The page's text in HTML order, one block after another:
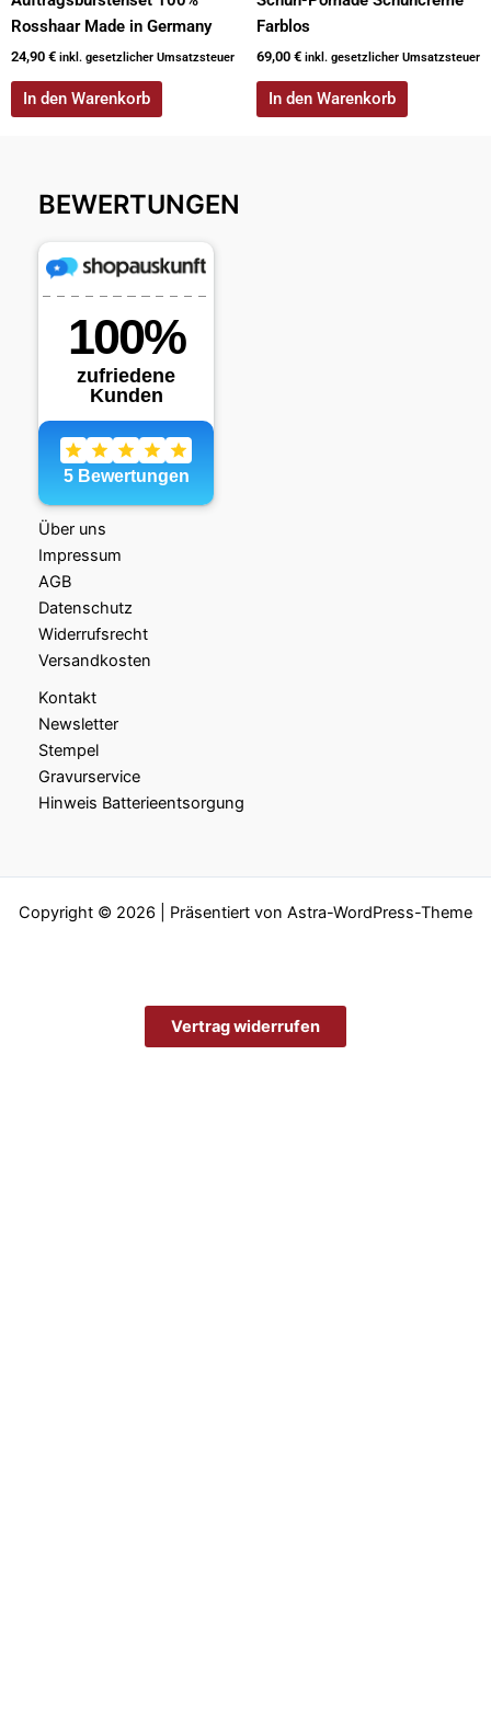
Rosshaar Made in Germany
24,90 € inkl. gesetzlicher Umsatzsteuer
In den Warenkorb
Farblos
69,00 € inkl. gesetzlicher Umsatzsteuer
In den Warenkorb
BEWERTUNGEN
Über uns
Impressum
AGB
Datenschutz
Widerrufsrecht
Versandkosten
Kontakt
Newsletter
Stempel
Gravurservice
Hinweis Batterieentsorgung
Copyright © 2026 | Präsentiert von Astra-WordPress-Theme
Vertrag widerrufen